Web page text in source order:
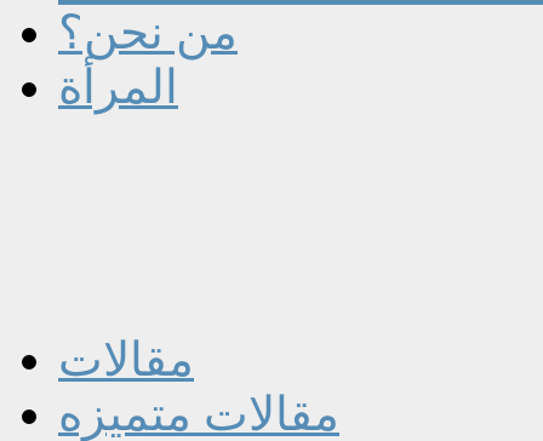
من نحن؟
المرأة
مقالات
مقالات متميزه